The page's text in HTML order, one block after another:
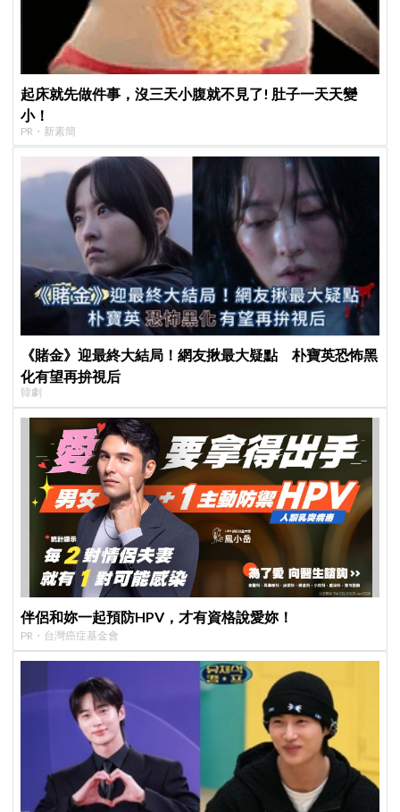
起床就先做件事，沒三天小腹就不見了! 肚子一天天變
小！
PR・新素簡
《賭金》迎最終大結局！網友揪最大疑點 朴寶英恐怖黑
化有望再拚視后
韓劇
伴侶和妳一起預防HPV，才有資格說愛妳！
PR・台灣癌症基金會